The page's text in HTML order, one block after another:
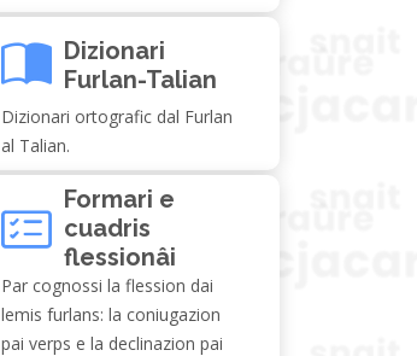
Dizionari
Furlan-Talian
Dizionari ortografic dal Furlan
al Talian.
Formari e
cuadris
flessionâi
Par cognossi la flession dai
lemis furlans: la coniugazion
pai verps e la declinazion pai